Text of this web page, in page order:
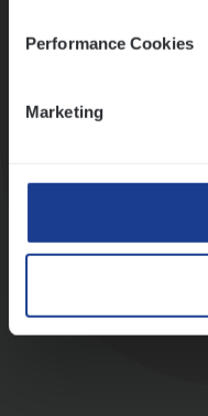
Performance Cookies
Marketing